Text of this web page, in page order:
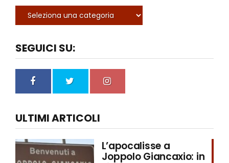
SEGUICI SU:
ULTIMI ARTICOLI
L’apocalisse a
Joppolo Giancaxio: in